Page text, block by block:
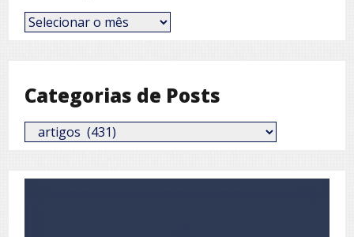
Posts
por
Categorias de Posts
Categorias
de